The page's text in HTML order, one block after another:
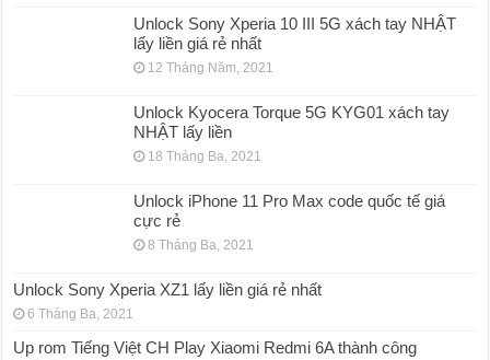
Unlock Sony Xperia 10 III 5G xách tay NHẬT
lấy liền giá rẻ nhất
12 Tháng Năm, 2021
Unlock Kyocera Torque 5G KYG01 xách tay
NHẬT lấy liền
18 Tháng Ba, 2021
Unlock iPhone 11 Pro Max code quốc tế giá
cực rẻ
8 Tháng Ba, 2021
Unlock Sony Xperia XZ1 lấy liền giá rẻ nhất
6 Tháng Ba, 2021
Up rom Tiếng Việt CH Play Xiaomi Redmi 6A thành công